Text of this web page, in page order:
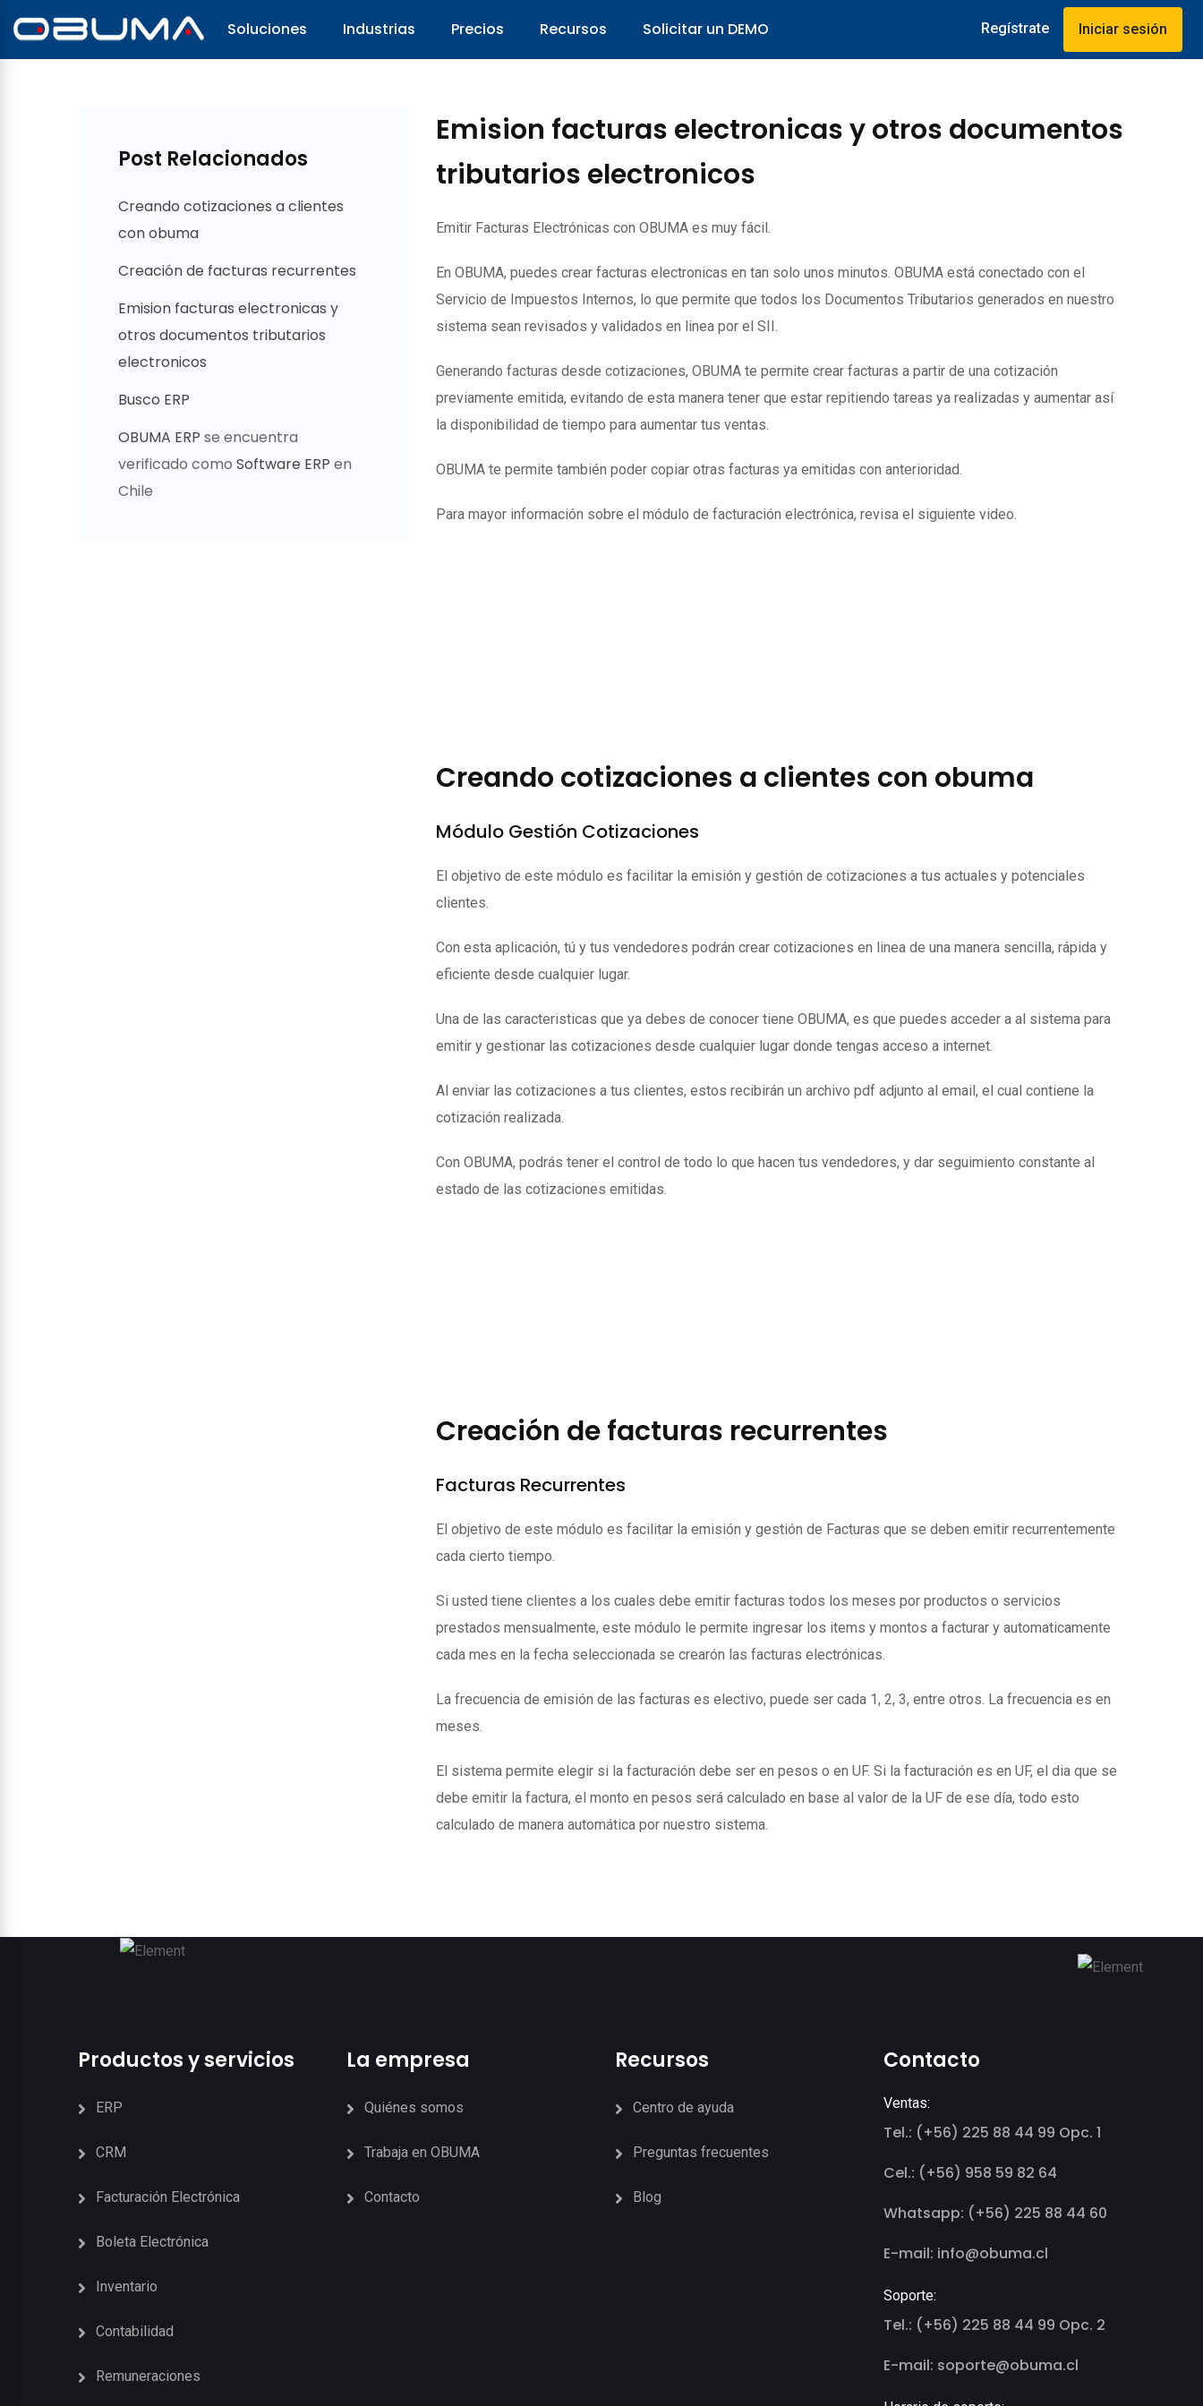
Soluciones Industrias Precios Recursos Solicitar un DEMO Regístrate Iniciar sesión
Emision facturas electronicas y otros documentos
tributarios electronicos
Emitir Facturas Electrónicas con OBUMA es muy fácil.
En OBUMA, puedes crear facturas electronicas en tan solo unos minutos. OBUMA está conectado con el
Servicio de Impuestos Internos, lo que permite que todos los Documentos Tributarios generados en nuestro
sistema sean revisados y validados en linea por el SII.
Generando facturas desde cotizaciones, OBUMA te permite crear facturas a partir de una cotización
previamente emitida, evitando de esta manera tener que estar repitiendo tareas ya realizadas y aumentar así
la disponibilidad de tiempo para aumentar tus ventas.
OBUMA te permite también poder copiar otras facturas ya emitidas con anterioridad.
Para mayor información sobre el módulo de facturación electrónica, revisa el siguiente video.
Post Relacionados
Creando cotizaciones a clientes
con obuma
Creación de facturas recurrentes
Emision facturas electronicas y
otros documentos tributarios
electronicos
Busco ERP
OBUMA ERP se encuentra
verificado como Software ERP en
Chile
Creando cotizaciones a clientes con obuma
Módulo Gestión Cotizaciones
El objetivo de este módulo es facilitar la emisión y gestión de cotizaciones a tus actuales y potenciales
clientes.
Con esta aplicación, tú y tus vendedores podrán crear cotizaciones en linea de una manera sencilla, rápida y
eficiente desde cualquier lugar.
Una de las caracteristicas que ya debes de conocer tiene OBUMA, es que puedes acceder a al sistema para
emitir y gestionar las cotizaciones desde cualquier lugar donde tengas acceso a internet.
Al enviar las cotizaciones a tus clientes, estos recibirán un archivo pdf adjunto al email, el cual contiene la
cotización realizada.
Con OBUMA, podrás tener el control de todo lo que hacen tus vendedores, y dar seguimiento constante al
estado de las cotizaciones emitidas.
Creación de facturas recurrentes
Facturas Recurrentes
El objetivo de este módulo es facilitar la emisión y gestión de Facturas que se deben emitir recurrentemente
cada cierto tiempo.
Si usted tiene clientes a los cuales debe emitir facturas todos los meses por productos o servicios
prestados mensualmente, este módulo le permite ingresar los items y montos a facturar y automaticamente
cada mes en la fecha seleccionada se crearón las facturas electrónicas.
La frecuencia de emisión de las facturas es electivo, puede ser cada 1, 2, 3, entre otros. La frecuencia es en
meses.
El sistema permite elegir si la facturación debe ser en pesos o en UF. Si la facturación es en UF, el dia que se
debe emitir la factura, el monto en pesos será calculado en base al valor de la UF de ese día, todo esto
calculado de manera automática por nuestro sistema.
Productos y servicios
ERP
CRM
Facturación Electrónica
Boleta Electrónica
Inventario
Contabilidad
Remuneraciones
La empresa
Quiénes somos
Trabaja en OBUMA
Contacto
Recursos
Centro de ayuda
Preguntas frecuentes
Blog
Contacto
Ventas:
Tel.: (+56) 225 88 44 99 Opc. 1
Cel.: (+56) 958 59 82 64
Whatsapp: (+56) 225 88 44 60
E-mail: info@obuma.cl
Soporte:
Tel.: (+56) 225 88 44 99 Opc. 2
E-mail: soporte@obuma.cl